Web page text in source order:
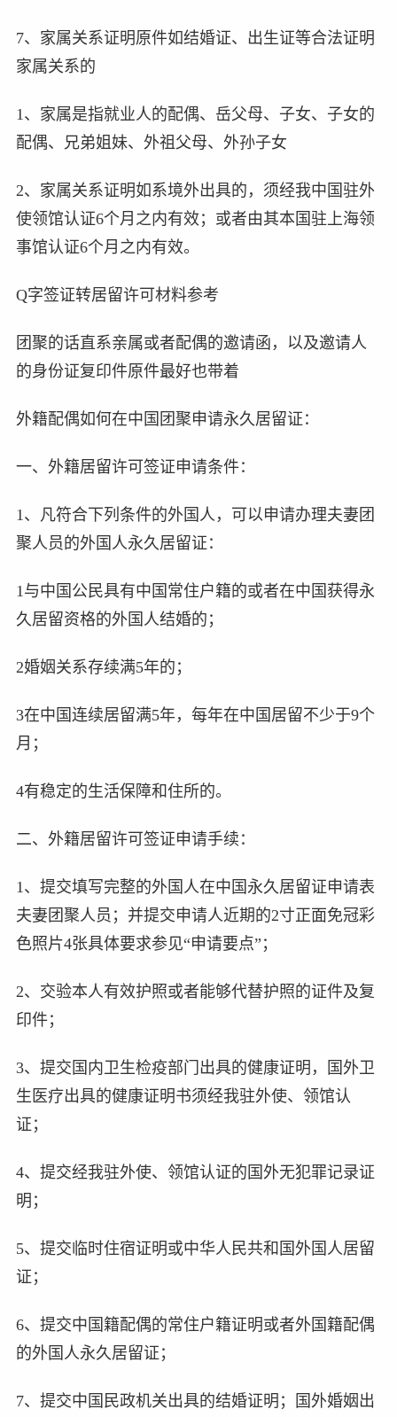
7、家属关系证明原件如结婚证、出生证等合法证明
家属关系的
1、家属是指就业人的配偶、岳父母、子女、子女的
配偶、兄弟姐妹、外祖父母、外孙子女
2、家属关系证明如系境外出具的，须经我中国驻外
使领馆认证6个月之内有效；或者由其本国驻上海领
事馆认证6个月之内有效。
Q字签证转居留许可材料参考
团聚的话直系亲属或者配偶的邀请函，以及邀请人
的身份证复印件原件最好也带着
外籍配偶如何在中国团聚申请永久居留证：
一、外籍居留许可签证申请条件：
1、凡符合下列条件的外国人，可以申请办理夫妻团
聚人员的外国人永久居留证：
1与中国公民具有中国常住户籍的或者在中国获得永
久居留资格的外国人结婚的；
2婚姻关系存续满5年的；
3在中国连续居留满5年，每年在中国居留不少于9个
月；
4有稳定的生活保障和住所的。
二、外籍居留许可签证申请手续：
1、提交填写完整的外国人在中国永久居留证申请表
夫妻团聚人员；并提交申请人近期的2寸正面免冠彩
色照片4张具体要求参见“申请要点”；
2、交验本人有效护照或者能够代替护照的证件及复
印件；
3、提交国内卫生检疫部门出具的健康证明，国外卫
生医疗出具的健康证明书须经我驻外使、领馆认
证；
4、提交经我驻外使、领馆认证的国外无犯罪记录证
明；
5、提交临时住宿证明或中华人民共和国外国人居留
证；
6、提交中国籍配偶的常住户籍证明或者外国籍配偶
的外国人永久居留证；
7、提交中国民政机关出具的结婚证明；国外婚姻出